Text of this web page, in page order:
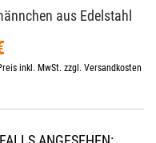
aus Edelstahl
inkl. MwSt. zzgl. Versandkosten